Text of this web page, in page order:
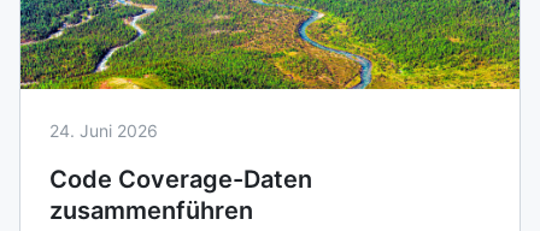
24. Juni 2026
Code Coverage-Daten
zusammenführen